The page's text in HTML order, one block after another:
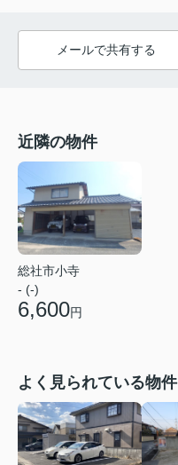
メールで共有する
近隣の物件
総社市小寺
- (-)
6,600円
よく見られている物件